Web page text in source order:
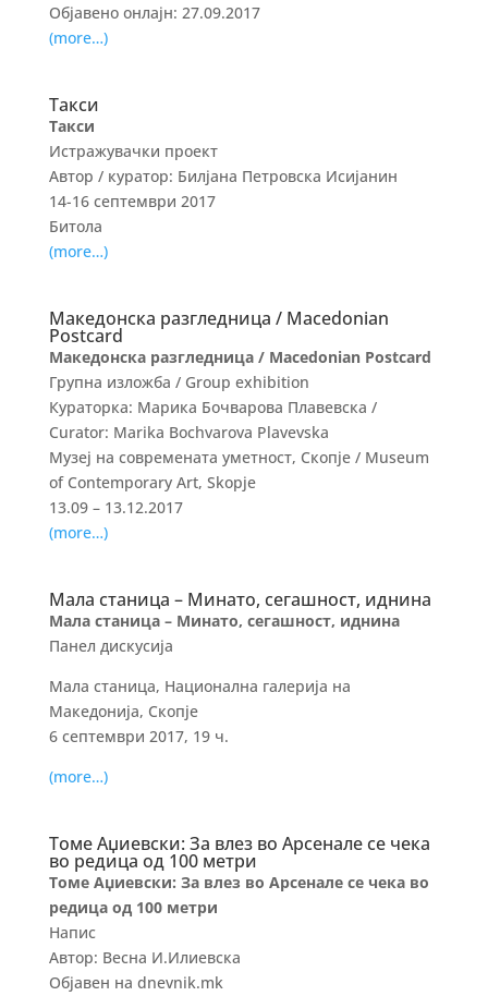
Објавено онлајн: 27.09.2017
(more…)
Такси
Такси
Истражувачки проект
Автор / куратор: Билјана Петровска Исијанин
14-16 септември 2017
Битола
(more…)
Македонска разгледница / Macedonian
Postcard
Македонска разгледница / Macedonian Postcard
Групна изложба / Group exhibition
Кураторка: Марика Бочварова Плавевска /
Curator: Marika Bochvarova Plavevska
Музеј на современата уметност, Скопје / Museum
of Contemporary Art, Skopje
13.09 – 13.12.2017
(more…)
Мала станица – Минато, сегашност, иднина
Мала станица – Минато, сегашност, иднина
Панел дискусија
Мала станица, Национална галерија на
Македонија, Скопје
6 септември 2017, 19 ч.
(more…)
Томе Аџиевски: За влез во Арсенале се чека
во редица од 100 метри
Томе Аџиевски: За влез во Арсенале се чека во
редица од 100 метри
Напис
Автор: Весна И.Илиевска
Објавен на dnevnik.mk